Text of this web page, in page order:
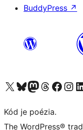
BuddyPress ↗
Navštívte náš účet na X (predtým Twitter)
Navštívte náš účet na platforme Bluesky
Navštívte náš účet na
Navštívte náš účet na platforme
Navštívte našu
Kód je poézia.
The WordPress®